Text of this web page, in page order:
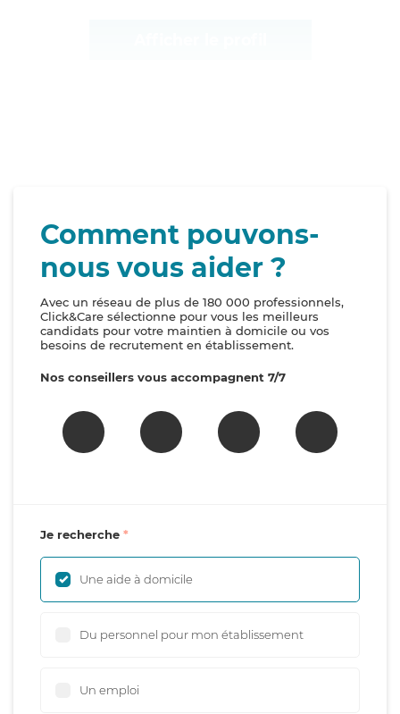
Comment pouvons-
nous vous aider ?
Avec un réseau de plus de 180 000 professionnels,
Click&Care sélectionne pour vous les meilleurs
candidats pour votre maintien à domicile ou vos
besoins de recrutement en établissement.
Nos conseillers vous accompagnent 7/7
Je recherche
Une aide à domicile
Du personnel pour mon établissement
Un emploi